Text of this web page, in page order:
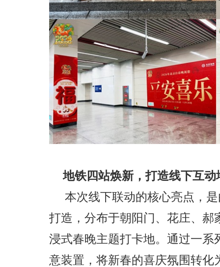
地铁四站焕新，打造线下互动
本次线下联动的核心亮点，
打造，分布于朝阳门、花庄、
浸式春晚主题打卡地。通过一
意装置，将新春的喜庆氛围转化